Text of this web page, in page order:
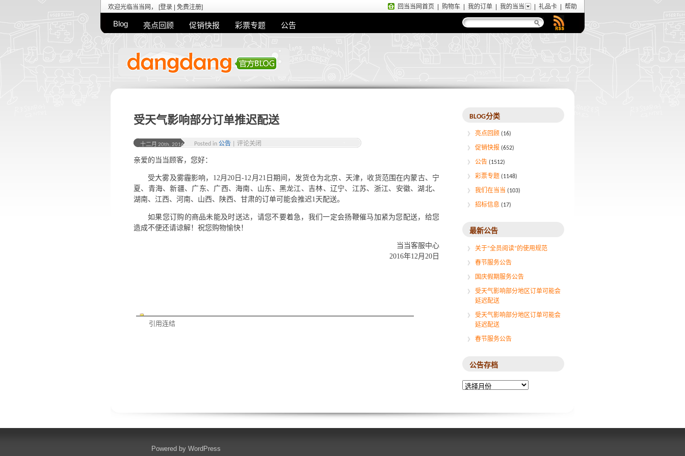
欢迎光临当当网， [登录 免费注册] 回当当网首页 购物车 我的订单 我的当当 礼品卡 帮助
Blog 亮点回顾 促销快报 彩票专题 公告
受天气影响部分订单推迟配送
十二月 20th, 2016 Posted in 公告 评论关闭
亲爱的当当顾客，您好：
受大雾及雾霾影响，12月20日-12月21日期间，发货仓为北京、天津，收货范围在内蒙古、宁
夏、青海、新疆、广东、广西、海南、山东、黑龙江、吉林、辽宁、江苏、浙江、安徽、湖北、
湖南、江西、河南、山西、陕西、甘肃的订单可能会推迟1天配送。
如果您订购的商品未能及时送达，请您不要着急，我们一定会扬鞭催马加紧为您配送，给您
造成不便还请谅解！祝您购物愉快！
当当客服中心
2016年12月20日
引用连结
BLOG分类
亮点回顾 (16)
促销快报 (652)
公告 (1512)
彩票专题 (1148)
我们在当当 (103)
招标信息 (17)
最新公告
关于“全员阅读”的使用规范
春节服务公告
国庆假期服务公告
受天气影响部分地区订单可能会
延迟配送
受天气影响部分地区订单可能会
延迟配送
春节服务公告
公告存档
Powered by WordPress